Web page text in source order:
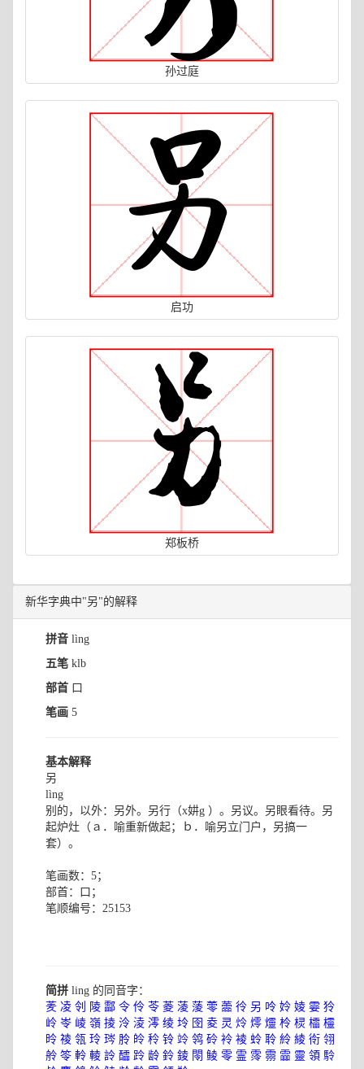
孙过庭
启功
郑板桥
新华字典中"另"的解释
拼音 lìng
五笔 klb
部首 口
笔画 5
基本解释
另
lìng
别的，以外：另外。另行（x妌g ）。另议。另眼看待。另
起炉灶（ａ．喻重新做起；ｂ．喻另立门户，另搞一
套）。
笔画数：5；
部首：口；
笔顺编号：25153
简拼 ling 的同音字：
羐 凌 刢 陵 酃 令 伶 苓 菱 蓤 蔆 蕶 蘦 彾 另 呤 姈 婈 孁 狑
岭 岺 崚 嶺 掕 泠 淩 澪 绫 坽 囹 夌 灵 炩 燯 爧 柃 棂 櫺 欞
昤 祾 瓴 玲 琌 朎 皊 秢 铃 竛 鸰 砱 袊 裬 蛉 聆 紷 綾 衑 翎
舲 笭 軨 輘 詅 醽 跉 龄 鈴 錂 閝 鲮 零 霊 霗 霛 霝 靈 領 駖